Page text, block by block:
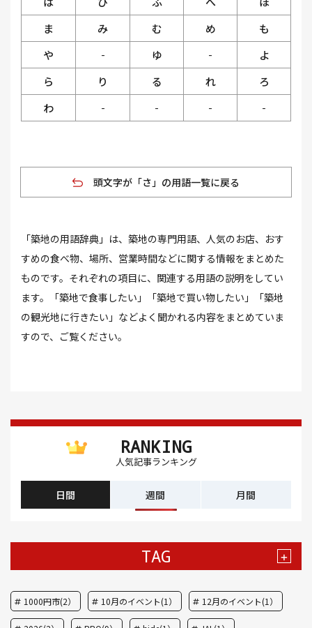
ま
み む め
も
や
- ゆ -
よ
ら
り る れ
ろ
わ
- - - -
頭文字が「さ」の用語一覧に戻る
「築地の用語辞典」は、築地の専門用語、人気のお店、おす
すめの食べ物、場所、営業時間などに関する情報をまとめた
ものです。それぞれの項目に、関連する用語の説明をしてい
ます。「築地で食事したい」「築地で買い物したい」「築地
の観光地に行きたい」などよく聞かれる内容をまとめていま
すので、ご覧ください。
RANKING
人気記事ランキング
日間 週間 月間
TAG +
1000円市(2） 10月のイベント(1） 12月のイベント(1）